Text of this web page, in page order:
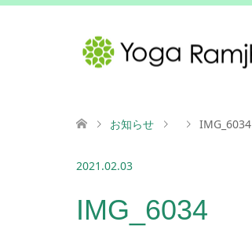
お知らせ IMG_6034
2021.02.03
IMG_6034